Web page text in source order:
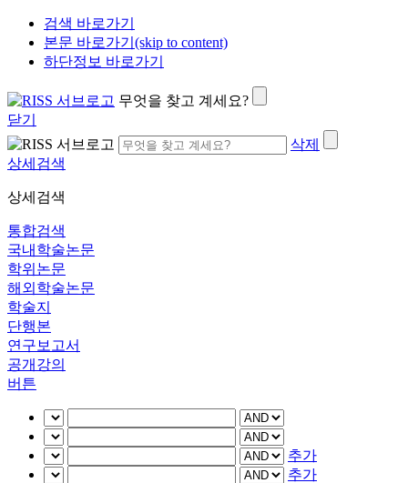
검색 바로가기
본문 바로가기(skip to content)
하단정보 바로가기
무엇을 찾고 계세요?
닫기
삭제
상세검색
상세검색
통합검색
국내학술논문
학위논문
해외학술논문
학술지
단행본
연구보고서
공개강의
버튼
추가
추가